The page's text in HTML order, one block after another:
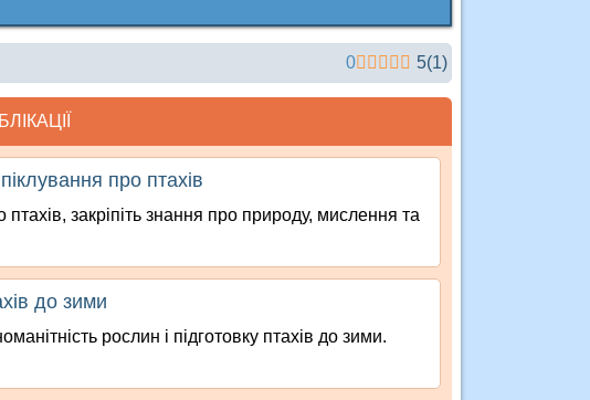
0 5(1)
про птахів
закріпіть знання про природу, мислення та
до зими
рослин і підготовку птахів до зими.